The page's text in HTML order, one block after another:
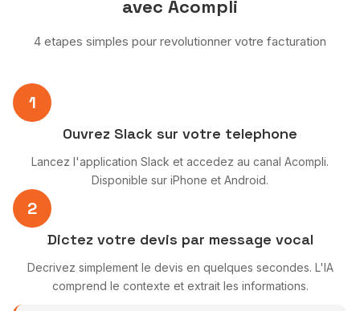
avec Acompli
4 etapes simples pour revolutionner votre facturation
1
Ouvrez Slack sur votre telephone
Lancez l'application Slack et accedez au canal Acompli.
Disponible sur iPhone et Android.
2
Dictez votre devis par message vocal
Decrivez simplement le devis en quelques secondes. L'IA
comprend le contexte et extrait les informations.